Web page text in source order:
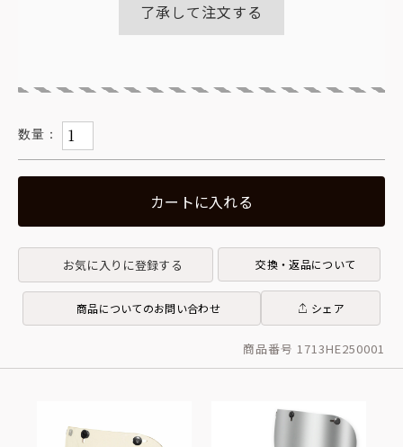
了承して注文する
カートに入れる
お気に入りに登録する 交換・返品について
商品についてのお問い合わせ シェア
商品番号 1713HE250001